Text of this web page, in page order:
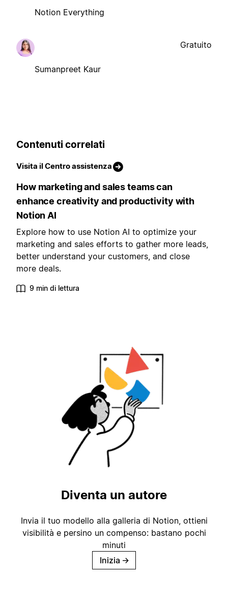
Notion Everything
Sumanpreet Kaur
Gratuito
Contenuti correlati
Visita il Centro assistenza
How marketing and sales teams can
enhance creativity and productivity with
Notion AI
Explore how to use Notion AI to optimize your
marketing and sales efforts to gather more leads,
better understand your customers, and close
more deals.
9 min di lettura
Diventa un autore
Invia il tuo modello alla galleria di Notion, ottieni
visibilità e persino un compenso: bastano pochi
minuti
Inizia →